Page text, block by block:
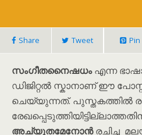
Share Tweet Pin
സംഗീതനൈഷധംഎന്ന
ഡിജിറ്റൽ സ്കാനാണ് ഈ
ചെയ്യുന്നത്. പുസ്തകത്തിൽ
അച്യുതമേനോൻരചിച്ച